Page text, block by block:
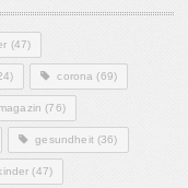
(47)
corona (69)
(76)
gesundheit(36)
(47)